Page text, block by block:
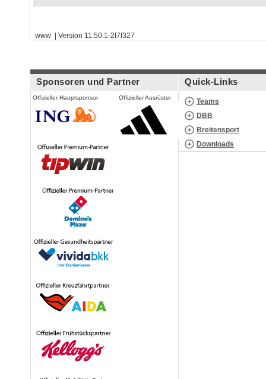
www | Version 11.50.1-2f7f327
Sponsoren und Partner
Offizieller Hauptsponsor Offizieller Ausrüster
Quick-Links
Teams
DBB
Breitensport
Downloads